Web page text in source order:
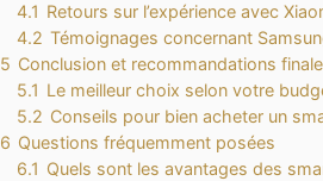
4.1 Retours sur l’expérience avec
4.2 Témoignages concernant
5 Conclusion et recommandations
5.1 Le meilleur choix selon votre
5.2 Conseils pour bien acheter un
6 Questions fréquemment posées
6.1 Quels sont les avantages des